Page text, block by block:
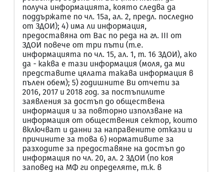
получа информацията, която следва да
поддържате по чл. 15а, ал. 2, предл. последно
от ЗДОИ); 4) има ли информация,
предоставяна от Вас по реда на гл. III от
ЗДОИ повече от три пъти (т.е.
информацията по чл. 15, ал. 1, т. 16 ЗДОИ), ако
да - каква е тази информация (моля, да ми
представите цялата такава информация в
пълен обем); 5) годишните Ви отчети за
2016, 2017 и 2018 год. за постъпилите
заявления за достъп до обществена
информация и за повторно използване на
информация от обществения сектор, които
включват и данни за направените откази и
причините за това 6) нормативите за
разходите за предоставяне на достъп до
информация по чл. 20, ал. 2 ЗДОИ (по коя
заповед на МФ ги определяте, т.к. в